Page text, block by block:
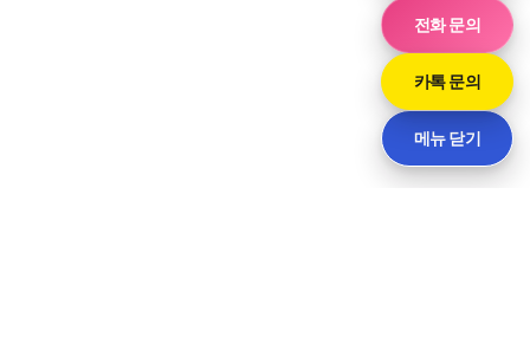
전화 문의
카톡 문의
메뉴 닫기